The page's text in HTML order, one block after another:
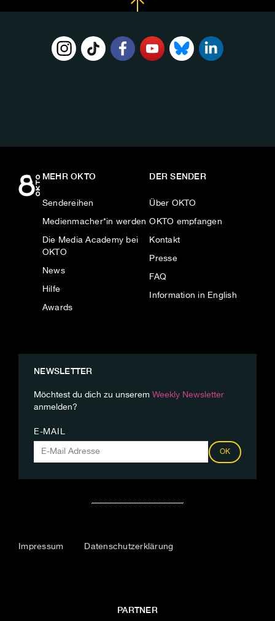
MEHR OKTO
Sendereihen
Medienmacher*in werden
Die Media Academy bei
OKTO
News
Hilfe
Awards
DER SENDER
Über OKTO
OKTO empfangen
Kontakt
Presse
FAQ
Information in English
NEWSLETTER
Möchtest du dich zu unserem Weekly Newsletter
anmelden?
E-MAIL
OK
Impressum Datenschutzerklärung
PARTNER